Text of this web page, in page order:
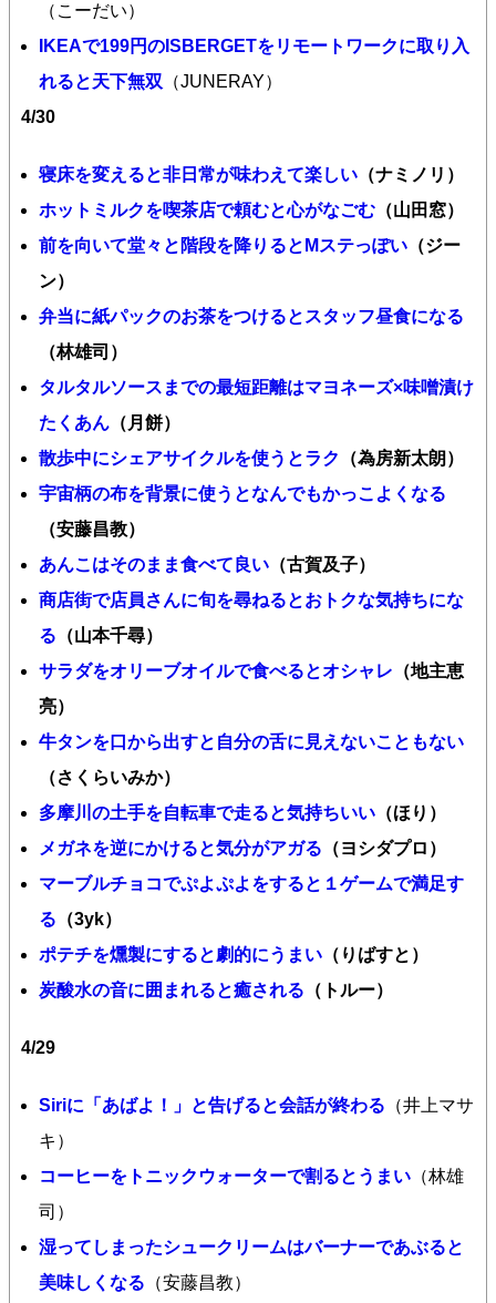
（こーだい）
IKEAで199円のISBERGETをリモートワークに取り入
れると天下無双 （JUNERAY）
4/30
寝床を変えると非日常が味わえて楽しい （ナミノリ）
ホットミルクを喫茶店で頼むと心がなごむ （山田窓）
前を向いて堂々と階段を降りるとMステっぽい （ジー
ン）
弁当に紙パックのお茶をつけるとスタッフ昼食になる
（林雄司）
タルタルソースまでの最短距離はマヨネーズ×味噌漬け
たくあん （月餅）
散歩中にシェアサイクルを使うとラク
（為房新太朗）
宇宙柄の布を背景に使うとなんでもかっこよくなる
（安藤昌教）
あんこはそのまま食べて良い （古賀及子）
商店街で店員さんに旬を尋ねるとおトクな気持ちにな
る （山本千尋）
サラダをオリーブオイルで食べるとオシャレ （地主恵
亮）
牛タンを口から出すと自分の舌に見えないこともない
（さくらいみか）
多摩川の土手を自転車で走ると気持ちいい （ほり）
メガネを逆にかけると気分がアガる （ヨシダプロ）
マーブルチョコでぷよぷよをすると１ゲームで満足す
る （3yk）
ポテチを燻製にすると劇的にうまい （りばすと）
炭酸水の音に囲まれると癒される （トルー）
4/29
Siriに「あばよ！」と告げると会話が終わる （井上マサ
キ）
コーヒーをトニックウォーターで割るとうまい （林雄
司）
湿ってしまったシュークリームはバーナーであぶると
美味しくなる （安藤昌教）